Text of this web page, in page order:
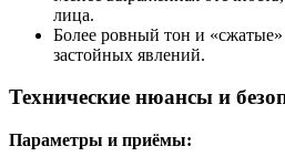
лица.
Более ровный тон и
застойных явлений.
Технические нюансы и
Параметры и приёмы: